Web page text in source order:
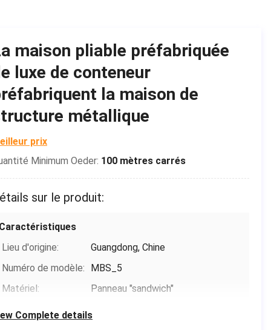
Complete details
maison pliable préfabriquée
luxe de conteneur
la maison de
métallique
prix
Minimum Oeder: 100 mètres carrés
sur le produit:
Caractéristiques
Lieu d'origine:
Guangdong, Chine
Numéro de modèle:
MBS_5
Matériel:
Panneau "sandwich"
Utilisation:
cabine, bureau, guérite, garde